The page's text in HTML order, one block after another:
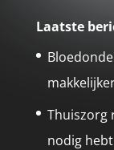
Laatste
Thuiszorg
nodig hebt